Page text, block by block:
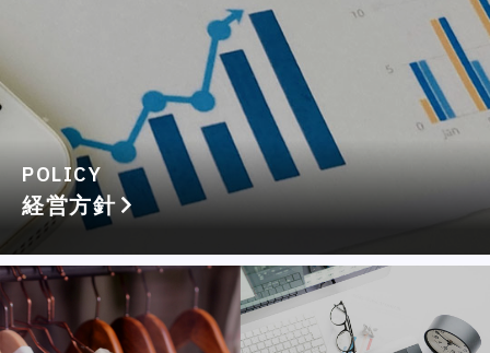
POLICY
経営方針